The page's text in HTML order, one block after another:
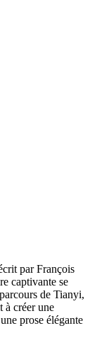
par François
captivante se
de Tianyi,
à créer une
prose élégante